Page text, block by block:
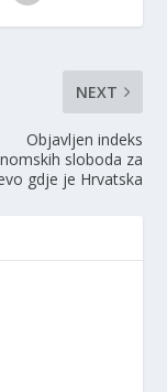
NEXT
Objavljen indeks
sloboda za
gdje je Hrvatska